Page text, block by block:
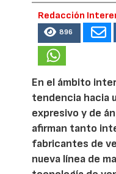
Redacción
896
En el ámbito
tendencia hacia
expresivo y de
afirman tanto
fabricantes de
nueva línea de